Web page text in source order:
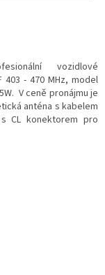
vozidlové
403 - 470 MHz, model
V ceně pronájmu je
anténa s kabelem
CL konektorem pro